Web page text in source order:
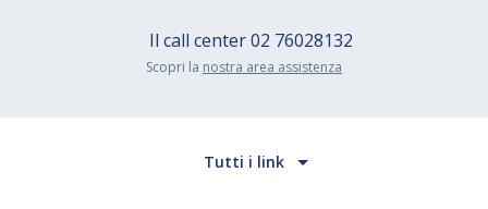
Il call center02 76028132
Scopri la nostra area assistenza
Tutti i link